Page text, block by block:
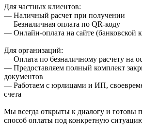
Для частных клиентов:
— Наличный расчет при получении
— Безналичная оплата по QR-коду
— Онлайн-оплата на сайте (банковской
Для организаций:
— Оплата по безналичному расчету на
— Предоставляем полный комплект
документов
— Работаем с юрлицами и ИП,
счета
Мы всегда открыты к диалогу и готовы
способ оплаты под конкретную